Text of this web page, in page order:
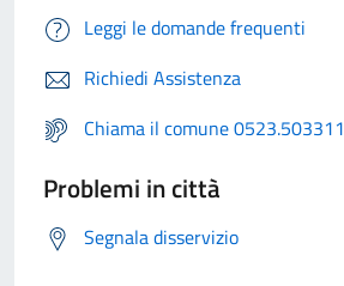
Leggi le domande frequenti
Richiedi Assistenza
Chiama il comune 0523.503311
Problemi in città
Segnala disservizio